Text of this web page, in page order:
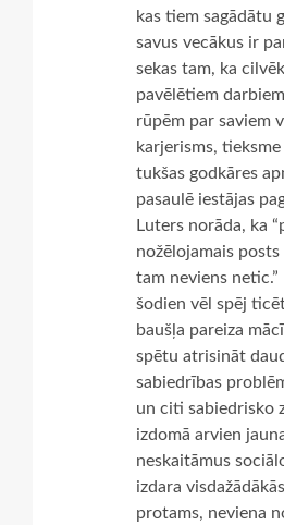
kas tiem sagādātu
savus vecākus ir
sekas tam, ka
pavēlētiem
rūpēm par saviem
karjerisms,
tukšas godkāres
pasaulē iestājas
Luters norāda, ka
nožēlojamais
tam neviens
šodien vēl spēj
baušļa pareiza
spētu atrisināt
sabiedrības
un citi sabiedrisko
izdomā arvien
neskaitāmus
izdara
protams, neviena